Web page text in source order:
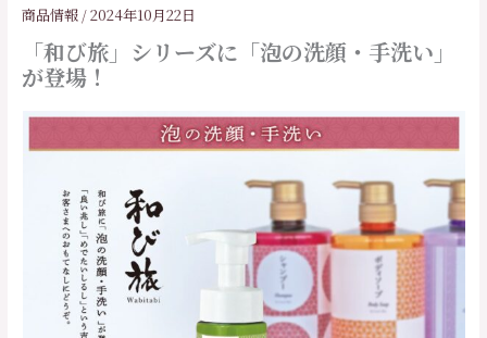
商品情報 /2024年10月22日
「和び旅」シリーズに「泡の洗顔・手洗い」
が登場！